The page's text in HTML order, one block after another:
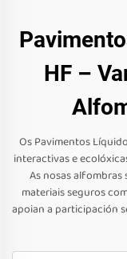
HF –
Os Pavimentos
interactivas e
As nosas alfombras
materiais seguros
apoian a participación